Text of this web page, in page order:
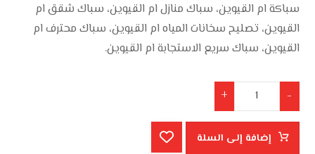
سباكة ام القيوين، سباك منازل ام القيوين، سباك شقق ام
القيوين، تصليح سخانات المياه ام القيوين، سباك محترف ام
القيوين، سباك سريع الاستجابة ام القيوين.
-
+
إضافة إلى السلة